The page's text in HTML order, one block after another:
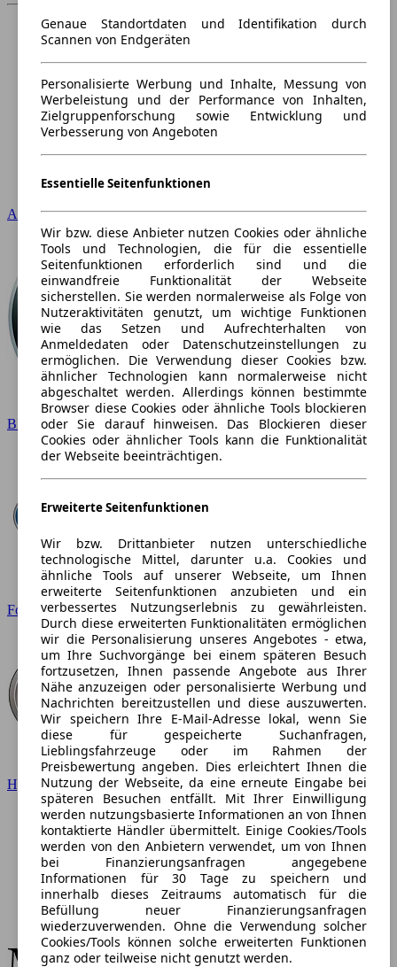
Audi
BMW
Ford
Hyundai
Genaue Standortdaten und Identifikation durch
Scannen von Endgeräten
Personalisierte Werbung und Inhalte, Messung von
Werbeleistung und der Performance von Inhalten,
Zielgruppenforschung sowie Entwicklung und
Verbesserung von Angeboten
Essentielle Seitenfunktionen
Wir bzw. diese Anbieter nutzen Cookies oder ähnliche
Tools und Technologien, die für die essentielle
Seitenfunktionen erforderlich sind und die
einwandfreie Funktionalität der Webseite
sicherstellen. Sie werden normalerweise als Folge von
Nutzeraktivitäten genutzt, um wichtige Funktionen
wie das Setzen und Aufrechterhalten von
Anmeldedaten oder Datenschutzeinstellungen zu
ermöglichen. Die Verwendung dieser Cookies bzw.
ähnlicher Technologien kann normalerweise nicht
abgeschaltet werden. Allerdings können bestimmte
Browser diese Cookies oder ähnliche Tools blockieren
oder Sie darauf hinweisen. Das Blockieren dieser
Cookies oder ähnlicher Tools kann die Funktionalität
der Webseite beeinträchtigen.
Erweiterte Seitenfunktionen
Wir bzw. Drittanbieter nutzen unterschiedliche
technologische Mittel, darunter u.a. Cookies und
ähnliche Tools auf unserer Webseite, um Ihnen
erweiterte Seitenfunktionen anzubieten und ein
verbessertes Nutzungserlebnis zu gewährleisten.
Durch diese erweiterten Funktionalitäten ermöglichen
wir die Personalisierung unseres Angebotes - etwa,
um Ihre Suchvorgänge bei einem späteren Besuch
fortzusetzen, Ihnen passende Angebote aus Ihrer
Nähe anzuzeigen oder personalisierte Werbung und
Nachrichten bereitzustellen und diese auszuwerten.
Wir speichern Ihre E-Mail-Adresse lokal, wenn Sie
diese für gespeicherte Suchanfragen,
Lieblingsfahrzeuge oder im Rahmen der
Preisbewertung angeben. Dies erleichtert Ihnen die
Nutzung der Webseite, da eine erneute Eingabe bei
späteren Besuchen entfällt. Mit Ihrer Einwilligung
werden nutzungsbasierte Informationen an von Ihnen
kontaktierte Händler übermittelt. Einige Cookies/Tools
werden von den Anbietern verwendet, um von Ihnen
bei Finanzierungsanfragen angegebene
Informationen für 30 Tage zu speichern und
innerhalb dieses Zeitraums automatisch für die
Befüllung neuer Finanzierungsanfragen
wiederzuverwenden. Ohne die Verwendung solcher
Cookies/Tools können solche erweiterten Funktionen
ganz oder teilweise nicht genutzt werden.